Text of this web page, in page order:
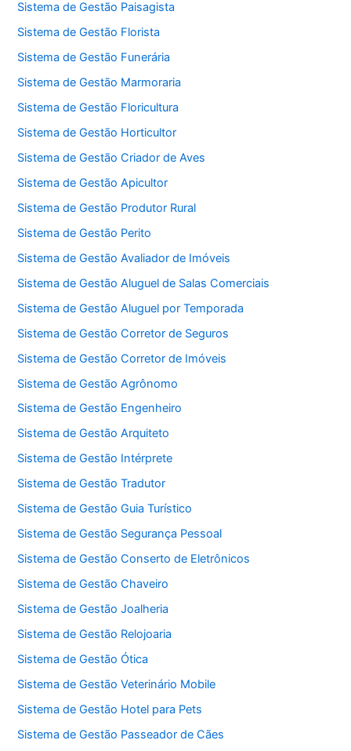
Sistema de Gestão Paisagista
Sistema de Gestão Florista
Sistema de Gestão Funerária
Sistema de Gestão Marmoraria
Sistema de Gestão Floricultura
Sistema de Gestão Horticultor
Sistema de Gestão Criador de Aves
Sistema de Gestão Apicultor
Sistema de Gestão Produtor Rural
Sistema de Gestão Perito
Sistema de Gestão Avaliador de Imóveis
Sistema de Gestão Aluguel de Salas Comerciais
Sistema de Gestão Aluguel por Temporada
Sistema de Gestão Corretor de Seguros
Sistema de Gestão Corretor de Imóveis
Sistema de Gestão Agrônomo
Sistema de Gestão Engenheiro
Sistema de Gestão Arquiteto
Sistema de Gestão Intérprete
Sistema de Gestão Tradutor
Sistema de Gestão Guia Turístico
Sistema de Gestão Segurança Pessoal
Sistema de Gestão Conserto de Eletrônicos
Sistema de Gestão Chaveiro
Sistema de Gestão Joalheria
Sistema de Gestão Relojoaria
Sistema de Gestão Ótica
Sistema de Gestão Veterinário Mobile
Sistema de Gestão Hotel para Pets
Sistema de Gestão Passeador de Cães